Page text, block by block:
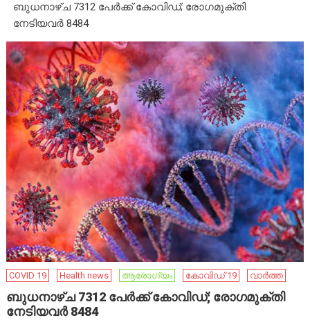
ബുധനാഴ്ച 7312 പേര്‍ക്ക് കോവിഡ്; രോഗമുക്തി
നേടിയവര്‍ 8484
COVID 19 Health news ആരോഗ്യം കോവിഡ് 19 വാർത്ത
ബുധനാഴ്ച 7312 പേര്‍ക്ക് കോവിഡ്; രോഗമുക്തി
നേടിയവര്‍ 8484